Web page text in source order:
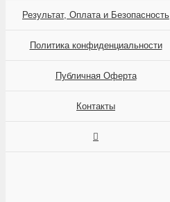
Результат, Оплата и Безопасность
Политика конфиденциальности
Публичная Оферта
Контакты